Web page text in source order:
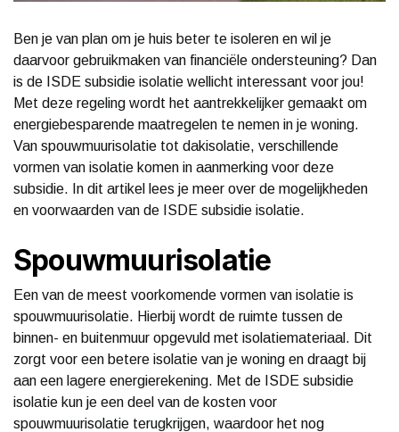
Ben je van plan om je huis beter te isoleren en wil je
daarvoor gebruikmaken van financiële ondersteuning? Dan
is de ISDE subsidie isolatie wellicht interessant voor jou!
Met deze regeling wordt het aantrekkelijker gemaakt om
energiebesparende maatregelen te nemen in je woning.
Van spouwmuurisolatie tot dakisolatie, verschillende
vormen van isolatie komen in aanmerking voor deze
subsidie. In dit artikel lees je meer over de mogelijkheden
en voorwaarden van de ISDE subsidie isolatie.
Spouwmuurisolatie
Een van de meest voorkomende vormen van isolatie is
spouwmuurisolatie. Hierbij wordt de ruimte tussen de
binnen- en buitenmuur opgevuld met isolatiemateriaal. Dit
zorgt voor een betere isolatie van je woning en draagt bij
aan een lagere energierekening. Met de ISDE subsidie
isolatie kun je een deel van de kosten voor
spouwmuurisolatie terugkrijgen, waardoor het nog